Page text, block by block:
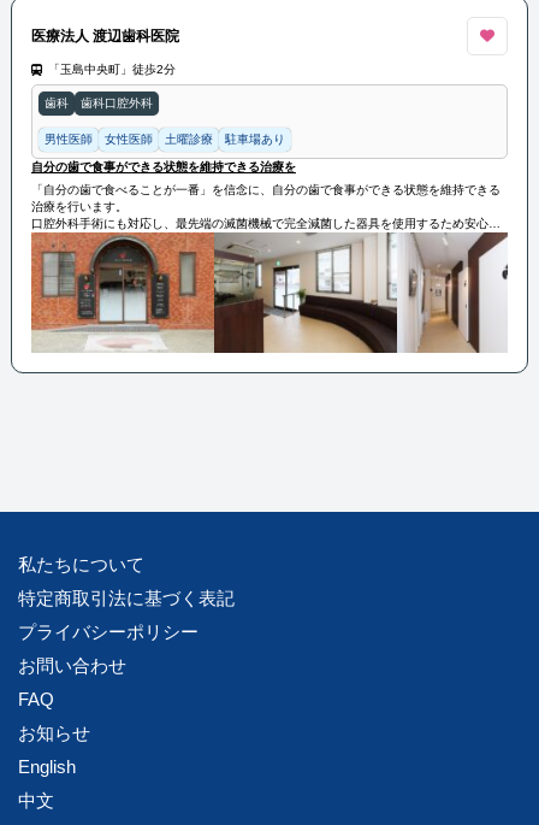
医療法人 渡辺歯科医院
「玉島中央町」徒歩2分
歯科 歯科口腔外科
男性医師 女性医師 土曜診療 駐車場あり
自分の歯で食事ができる状態を維持できる治療を
「自分の歯で食べることが一番」を信念に、自分の歯で食事ができる状態を維持できる
治療を行います。
口腔外科手術にも対応し、最先端の滅菌機械で完全減菌した器具を使用するため安心・
安全に治療を受けていただくことができます。
私たちについて
特定商取引法に基づく表記
プライバシーポリシー
お問い合わせ
FAQ
お知らせ
English
中文